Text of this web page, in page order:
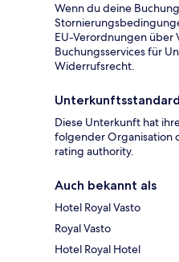
Wenn du deine
EU-Verordnungen
Buchungsservices für
Widerrufsrecht.
Unterkunftsstandard
Diese Unterkunft hat
folgender Organisation
rating authority.
Auch bekannt als
Hotel Royal Vasto
Royal Vasto
Hotel Royal Hotel